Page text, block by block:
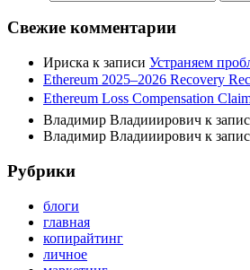
Свежие комментарии
Ириска к записи Устраняем
Ethereum 2025–2026 Recovery
Ethereum Loss Compensation
Владимир Владииирович к
Владимир Владииирович к
Рубрики
блоги
главная
копирайтинг
личное